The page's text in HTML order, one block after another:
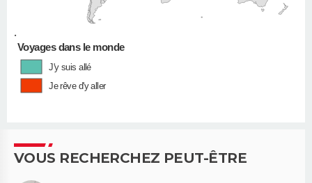
•
Voyages dans le monde
J'y suis allé
Je rêve d'y aller
VOUS RECHERCHEZ PEUT-ÊTRE